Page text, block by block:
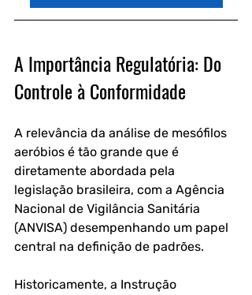
A Importância Regulatória: Do
Controle à Conformidade
A relevância da análise de mesófilos
aeróbios é tão grande que é
diretamente abordada pela
legislação brasileira, com a Agência
Nacional de Vigilância Sanitária
(ANVISA) desempenhando um papel
central na definição de padrões.
Historicamente, a Instrução